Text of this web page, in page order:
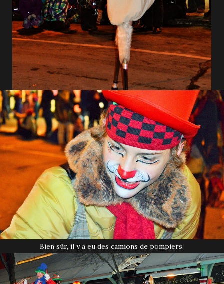
Bien sûr, il y a eu des camions de pompiers.